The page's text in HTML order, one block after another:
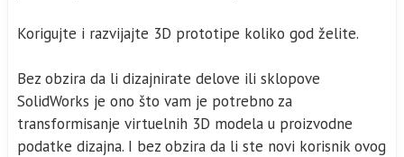
Korigujte i razvijajte 3D prototipe koliko god želite.
Bez obzira da li dizajnirate delove ili sklopove
SolidWorks je ono što vam je potrebno za
transformisanje virtuelnih 3D modela u proizvodne
podatke dizajna. I bez obzira da li ste novi korisnik ovog